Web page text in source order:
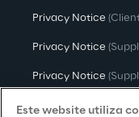
Privacy Notice
Privacy Notice
Privacy Notice
Privacy Notice
Este website utiliza